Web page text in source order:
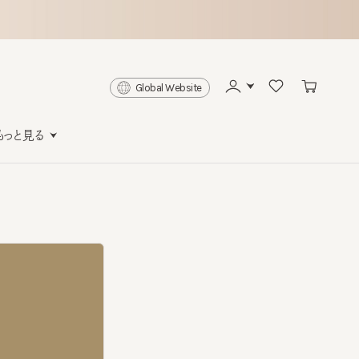
Global Website
る